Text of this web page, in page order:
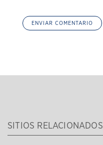
SITIOS RELACIONADOS